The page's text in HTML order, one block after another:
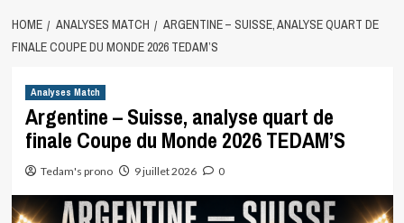
HOME ANALYSES MATCH
ARGENTINE – SUISSE, ANALYSE QUART DE
FINALE COUPE DU MONDE 2026 TEDAM’S
Analyses Match
Argentine – Suisse, analyse quart de
finale Coupe du Monde 2026 TEDAM’S
Tedam's prono 9 juillet 2026 0